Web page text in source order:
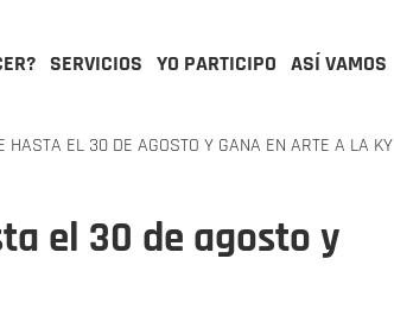
SERVICIOS YO PARTICIPO ASÍ VAMOS
HASTA EL 30 DE AGOSTO Y GANA EN ARTE A LA KY
el 30 de agosto y